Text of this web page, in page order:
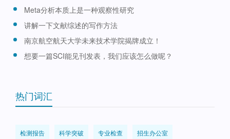
Meta分析本质上是一种观察性研究
讲解一下文献综述的写作方法
南京航空航天大学未来技术学院揭牌成立！
想要一篇SCI能见刊发表，我们应该怎么做呢？
热门词汇
检测报告 科学突破 专业检查 招生办公室